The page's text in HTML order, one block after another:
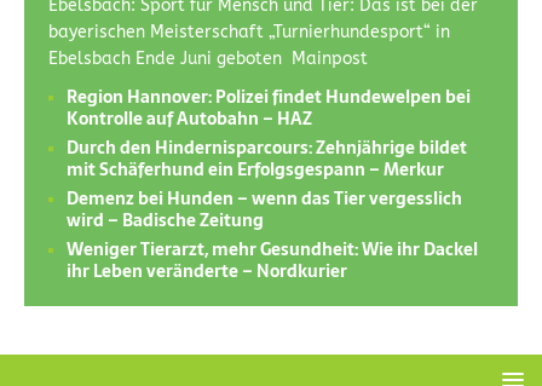
Ebelsbach: Sport für Mensch und Tier: Das ist bei der
bayerischen Meisterschaft „Turnierhundesport“ in
Ebelsbach Ende Juni geboten Mainpost
Region Hannover: Polizei findet Hundewelpen bei
Kontrolle auf Autobahn – HAZ
Durch den Hindernisparcours: Zehnjährige bildet
mit Schäferhund ein Erfolgsgespann – Merkur
Demenz bei Hunden – wenn das Tier vergesslich
wird – Badische Zeitung
Weniger Tierarzt, mehr Gesundheit: Wie ihr Dackel
ihr Leben veränderte – Nordkurier